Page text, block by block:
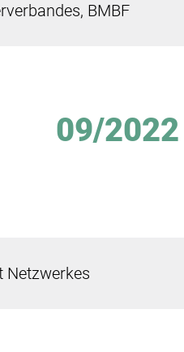
BMBF
09/2022
Netzwerkes